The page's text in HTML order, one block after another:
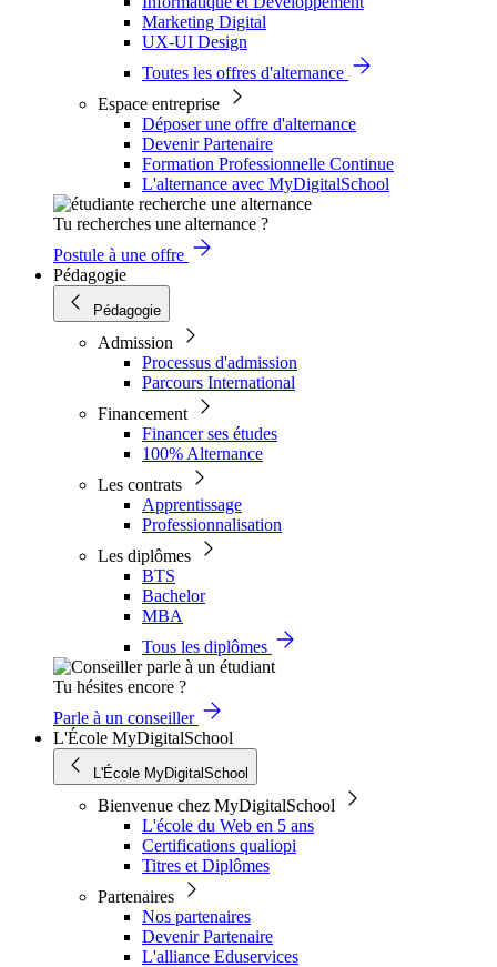
Marketing Digital
UX-UI Design
Toutes les offres d'alternance
Espace entreprise
Déposer une offre d'alternance
Devenir Partenaire
Formation Professionnelle Continue
L'alternance avec MyDigitalSchool
Tu recherches une alternance ?
Postule à une offre
Pédagogie
Pédagogie
Admission
Processus d'admission
Parcours International
Financement
Financer ses études
100% Alternance
Les contrats
Apprentissage
Professionnalisation
Les diplômes
BTS
Bachelor
MBA
Tous les diplômes
Tu hésites encore ?
Parle à un conseiller
L'École MyDigitalSchool
L'École MyDigitalSchool
Bienvenue chez MyDigitalSchool
L'école du Web en 5 ans
Certifications qualiopi
Titres et Diplômes
Partenaires
Nos partenaires
Devenir Partenaire
L'alliance Eduservices